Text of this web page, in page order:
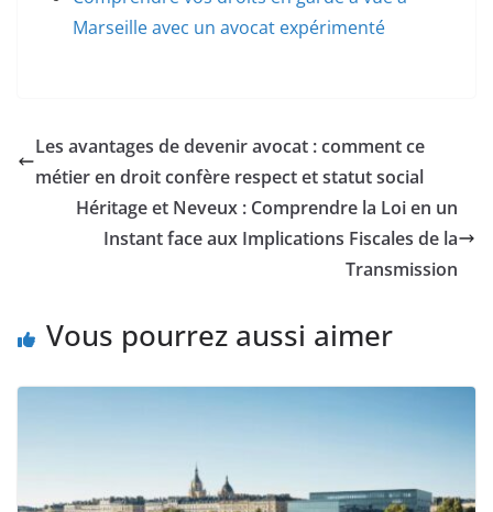
Marseille avec un avocat expérimenté
Les avantages de devenir avocat : comment ce
métier en droit confère respect et statut social
Héritage et Neveux : Comprendre la Loi en un
Instant face aux Implications Fiscales de la
Transmission
Vous pourrez aussi aimer